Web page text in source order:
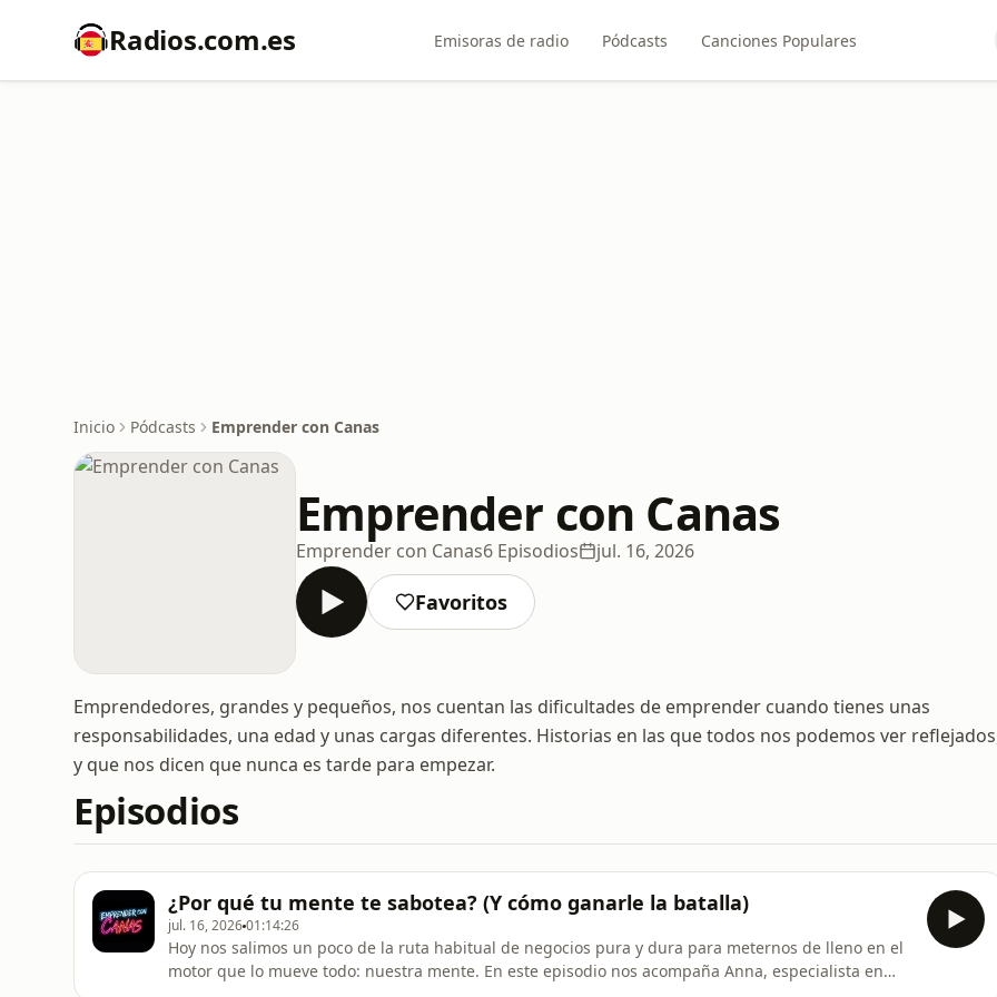
Radios.com.es Emisoras de radio Pódcasts Canciones Populares
Inicio Pódcasts Emprender con Canas
Emprender con Canas
Emprender con Canas6 Episodios jul. 16, 2026
Favoritos
Emprendedores, grandes y pequeños, nos cuentan las dificultades de emprender cuando tienes unas
responsabilidades, una edad y unas cargas diferentes. Historias en las que todos nos podemos ver
y que nos dicen que nunca es tarde para empezar.
Episodios
¿Por qué tu mente te sabotea? (Y cómo ganarle la batalla)
jul. 16, 202601:14:26
Hoy nos salimos un poco de la ruta habitual de negocios pura y dura para meternos de lleno en el
motor que lo mueve todo: nuestra mente. En este episodio nos acompaña Anna, especialista en